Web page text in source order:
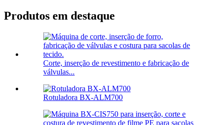
Produtos em destaque
Corte, inserção de revestimento e fabricação de
válvulas...
Rotuladora BX-ALM700